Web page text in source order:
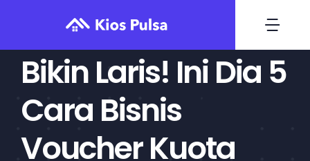
content
Home
Daftar
Bikin Laris! Ini Dia 5
Cara Bisnis
Voucher Kuota